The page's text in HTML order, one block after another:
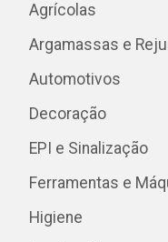
Agrícolas
Argamassas e
Automotivos
Decoração
EPI e Sinalização
Ferramentas e
Higiene